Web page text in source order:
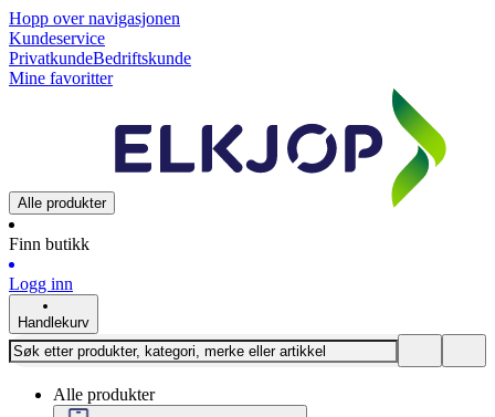
Hopp over navigasjonen
Kundeservice
PrivatkundeBedriftskunde
Mine favoritter
Alle produkter
Finn butikk
Logg inn
Handlekurv
Alle produkter